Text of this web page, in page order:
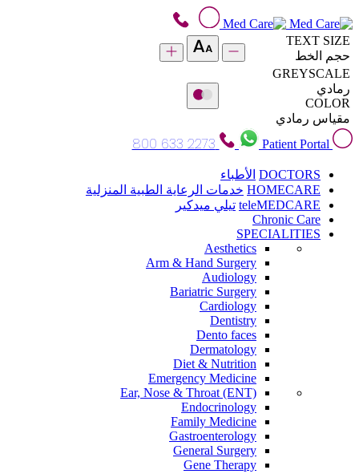
TEXT SIZE
حجم الخط
GREYSCALE
رمادي
COLOR
مقياس رمادي
Patient Portal
800 633 2273
DOCTORS الأطباء
HOMECARE خدمات الرعاية الطبية المنزلية
teleMEDCARE تيلي ميدكير
Chronic Care
SPECIALITIES
Aesthetics
Arm & Hand Surgery
Audiology
Bariatric Surgery
Cardiology
Dentistry
Dento faces
Dermatology
Diet & Nutrition
Emergency Medicine
Ear, Nose & Throat (ENT)
Endocrinology
Family Medicine
Gastroenterology
General Surgery
Gene Therapy